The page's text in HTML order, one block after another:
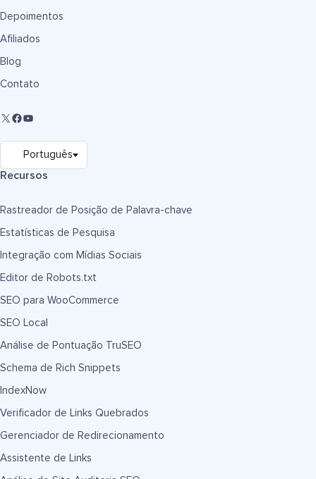
Depoimentos
Afiliados
Blog
Contato
Recursos
Rastreador de Posição de Palavra-chave
Estatísticas de Pesquisa
Integração com Mídias Sociais
Editor de Robots.txt
SEO para WooCommerce
SEO Local
Análise de Pontuação TruSEO
Schema de Rich Snippets
IndexNow
Verificador de Links Quebrados
Gerenciador de Redirecionamento
Assistente de Links